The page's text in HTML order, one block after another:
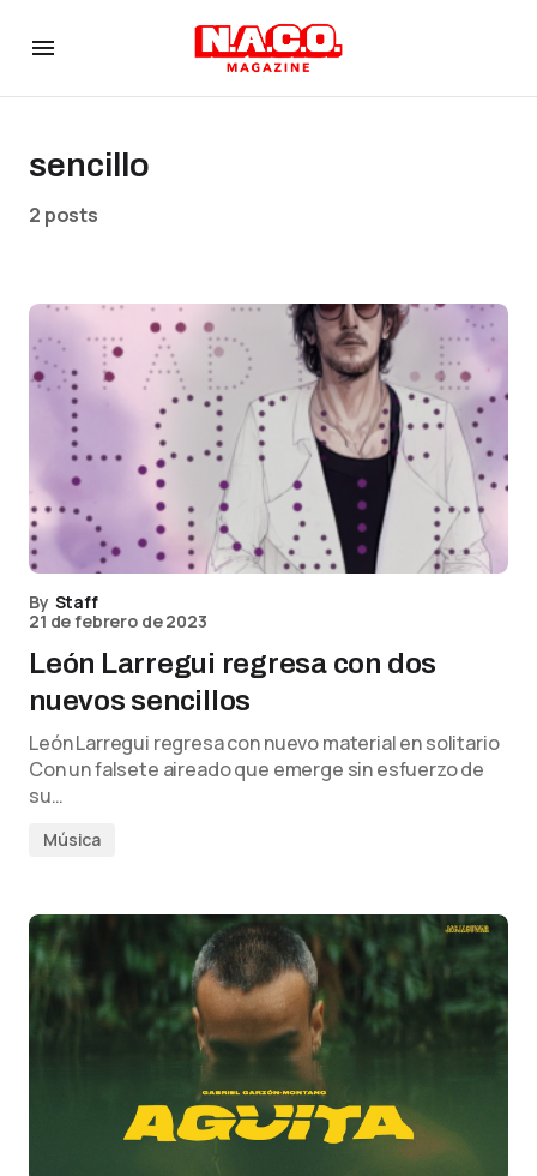
sencillo
2 posts
By Staff
21 de febrero de 2023
León Larregui regresa con dos
nuevos sencillos
León Larregui regresa con nuevo material en solitario
Con un falsete aireado que emerge sin esfuerzo de
su…
Música